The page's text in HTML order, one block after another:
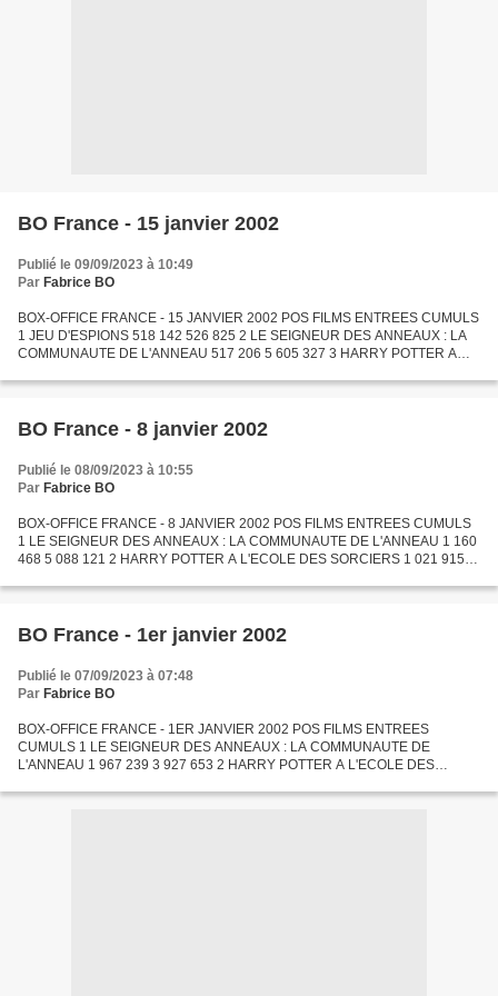
BO France - 15 janvier 2002
Publié le 09/09/2023 à 10:49
Par Fabrice BO
BOX-OFFICE FRANCE - 15 JANVIER 2002 POS FILMS ENTREES CUMULS
1 JEU D'ESPIONS 518 142 526 825 2 LE SEIGNEUR DES ANNEAUX : LA
COMMUNAUTE DE L'ANNEAU 517 206 5 605 327 3 HARRY POTTER A
226 063...
BO France - 8 janvier 2002
Publié le 08/09/2023 à 10:55
Par Fabrice BO
BOX-OFFICE FRANCE - 8 JANVIER 2002 POS FILMS ENTREES CUMULS
1 LE SEIGNEUR DES ANNEAUX : LA COMMUNAUTE DE L'ANNEAU 1 160
468 5 088 121 2 HARRY POTTER A L'ECOLE DES SORCIERS 1 021 915 7
AUTRES...
BO France - 1er janvier 2002
Publié le 07/09/2023 à 07:48
Par Fabrice BO
BOX-OFFICE FRANCE - 1ER JANVIER 2002 POS FILMS ENTREES
CUMULS 1 LE SEIGNEUR DES ANNEAUX : LA COMMUNAUTE DE
L'ANNEAU 1 967 239 3 927 653 2 HARRY POTTER A L'ECOLE DES
3 550 155 4 LES ROIS...